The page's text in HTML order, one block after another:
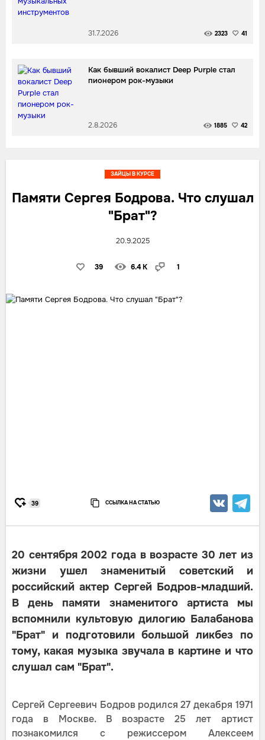
31.7.2026 2323 41
Как бывший вокалист Deep Purple стал
пионером рок-музыки
2.8.2026 1885 42
Памяти Сергея Бодрова. Что слушал
"Брат"?
20.9.2025
39 6.4 K 1
ЗАЙЦЫ В КУРСЕ
39 ССЫЛКА НА СТАТЬЮ
20 сентября 2002 года в возрасте 30 лет из
жизни ушел знаменитый советский и
российский актер Сергей Бодров-младший.
В день памяти знаменитого артиста мы
вспомнили культовую дилогию Балабанова
"Брат" и подготовили большой ликбез по
тому, какая музыка звучала в картине и что
слушал сам "Брат".
Сергей Сергеевич Бодров родился 27 декабря 1971
года в Москве. В возрасте 25 лет артист
познакомился с режиссером Алексеем